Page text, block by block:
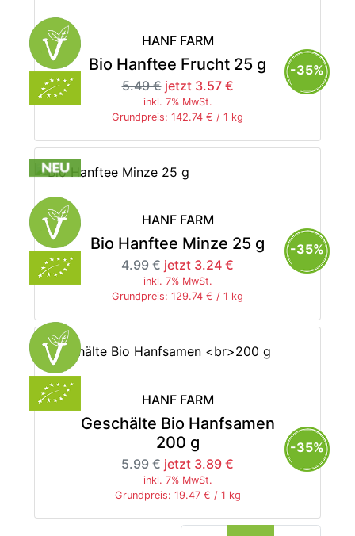
HANF FARM
Bio Hanftee Frucht 25 g
5.49 € jetzt 3.57 €
inkl. 7% MwSt.
Grundpreis: 142.74 € / 1 kg
-35%
HANF FARM
Bio Hanftee Minze 25 g
4.99 € jetzt 3.24 €
inkl. 7% MwSt.
Grundpreis: 129.74 € / 1 kg
-35%
HANF FARM
Geschälte Bio Hanfsamen
200 g
5.99 € jetzt 3.89 €
inkl. 7% MwSt.
Grundpreis: 19.47 € / 1 kg
-35%